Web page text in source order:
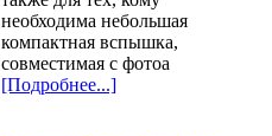
необходима небольшая
компактная вспышка,
совместимая с фотоа
[Подробнее...]